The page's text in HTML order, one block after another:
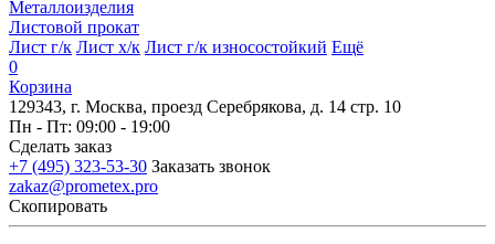
Металлоизделия
Листовой прокат
Лист г/к Лист х/к Лист г/к износостойкий Ещё
0
Корзина
129343, г. Москва, проезд Серебрякова, д. 14 стр. 10
Пн - Пт: 09:00 - 19:00
Сделать заказ
+7 (495) 323-53-30 Заказать звонок
zakaz@prometex.pro
Скопировать